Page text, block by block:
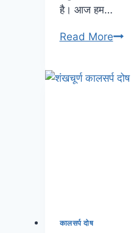
है। आज हम…
Read More
कालसर्प दोष